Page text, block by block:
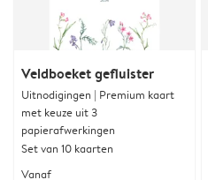
Veldboeket gefluister
Uitnodigingen | Premium kaart
met keuze uit 3
papierafwerkingen
Set van 10 kaarten
Vanaf